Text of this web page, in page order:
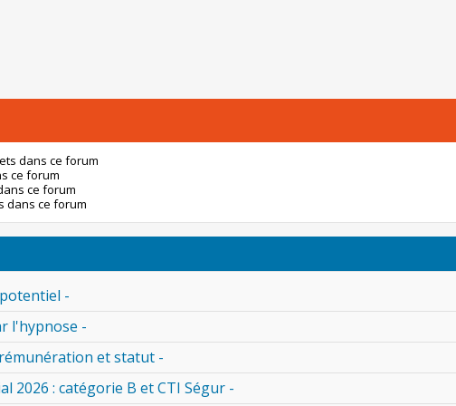
dans ce forum
ce forum
ce forum
dans ce forum
-
l'hypnose -
et statut -
2026 : catégorie B et CTI Ségur -